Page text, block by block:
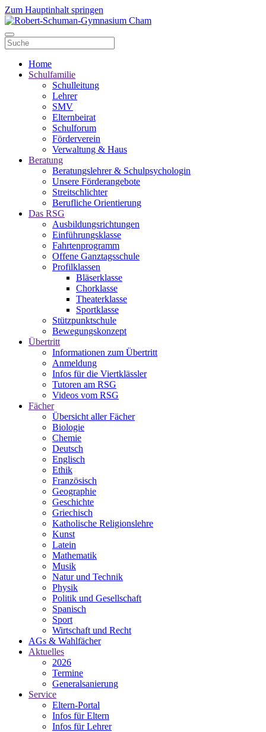
Zum Hauptinhalt springen
Home
Schulfamilie
Schulleitung
Lehrer
SMV
Elternbeirat
Schulforum
Förderverein
Verwaltung & Haus
Beratung
Beratungslehrer & Schulpsychologin
Unsere Förderangebote
Streitschlichter
Berufliche Orientierung
Das RSG
Ausbildungsrichtungen
Einführungsklasse
Fahrtenprogramm
Offene Ganztagsschule
Profilklassen
Bläserklasse
Chorklasse
Theaterklasse
Sportklasse
Stützpunktschule
Bewegungskonzept
Übertritt
Informationen zum Übertritt
Anmeldung
Infos für die Viertklässler
Tutoren am RSG
Videos vom RSG
Fächer
Übersicht aller Fächer
Biologie
Chemie
Deutsch
Englisch
Ethik
Französisch
Geographie
Geschichte
Griechisch
Katholische Religionslehre
Kunst
Latein
Mathematik
Musik
Natur und Technik
Physik
Politik und Gesellschaft
Spanisch
Sport
Wirtschaft und Recht
AGs & Wahlfächer
Aktuelles
2026
Termine
Generalsanierung
Service
Eltern-Portal
Infos für Eltern
Infos für Lehrer